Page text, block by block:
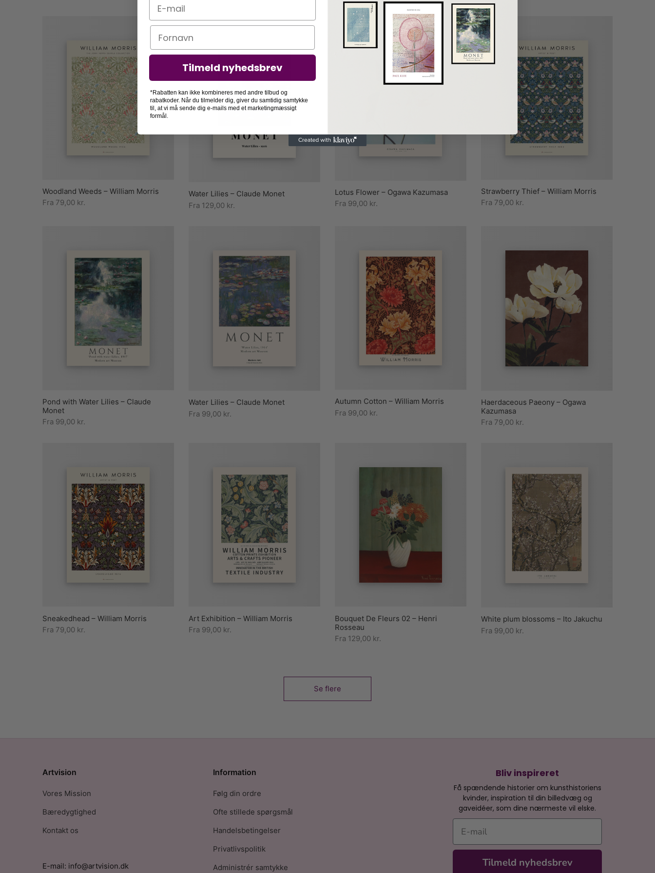
Woodland Weeds – William Morris
Fra 79,00 kr.
Water Lilies – Claude Monet
Fra 129,00 kr.
Lotus Flower – Ogawa Kazumasa
Fra 99,00 kr.
Strawberry Thief – William Morris
Fra 79,00 kr.
Pond with Water Lilies – Claude
Monet
Fra 99,00 kr.
Water Lilies – Claude Monet
Fra 99,00 kr.
Autumn Cotton – William Morris
Fra 99,00 kr.
Haerdaceous Paeony – Ogawa
Kazumasa
Fra 79,00 kr.
Sneakedhead – William Morris
Fra 79,00 kr.
Art Exhibition – William Morris
Fra 99,00 kr.
Bouquet De Fleurs 02 – Henri
Rosseau
Fra 129,00 kr.
White plum blossoms – Ito Jakuchu
Fra 99,00 kr.
Se flere
Bliv inspireret
Få spændende historier om kunsthistoriens
kvinder, inspiration til din billedvæg og
gaveidéer, som dine nærmeste vil elske.
E-mail
Tilmeld nyhedsbrev
Information
Følg din ordre
Ofte stillede spørgsmål
Handelsbetingelser
Privatlivspolitik
Administrér samtykke
Artvision
Vores Mission
Bæredygtighed
Kontakt os
E-mail: info@artvision.dk
Navn
Tilmeld nyhedsbrev
*Rabatten kan ikke kombineres med andre tilbud og
rabatkoder. Når du tilmelder dig, giver du samtidig samtykke
til, at vi må sende dig e-mails med et marketingmæssigt
formål.